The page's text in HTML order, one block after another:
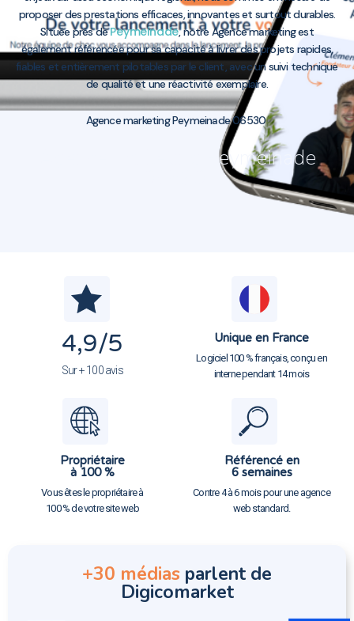
proposer des prestations efficaces, innovantes et surtout durables.
Située près dePeymeinade, notre Agence marketing est
également référencée pour sa capacité à livrer des projets rapides,
fiables et entièrement pilotables par le client, avec un suivi technique
de qualité et une réactivité exemplaire.
Agence marketing Peymeinade 06530
Agence marketing Peymeinade
4,9/5
Sur + 100 avis
Unique en France
Logiciel 100 % français, conçu en
interne pendant 14 mois
Propriétaire
à 100 %
Vous êtes le propriétaire à
100 % de votre site web
Référencé en
6 semaines
Contre 4 à 6 mois pour une agence
web standard.
+30 médias parlent de
Digicomarket